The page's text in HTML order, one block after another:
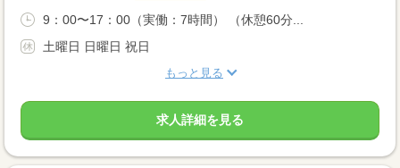
9：00〜17：00（実働：7時間） （休憩60分...
土曜日 日曜日 祝日
もっと見る
求人詳細を見る